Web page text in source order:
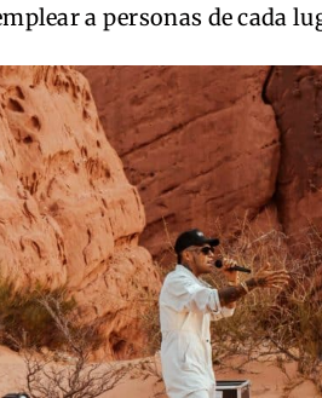
a personas de cada